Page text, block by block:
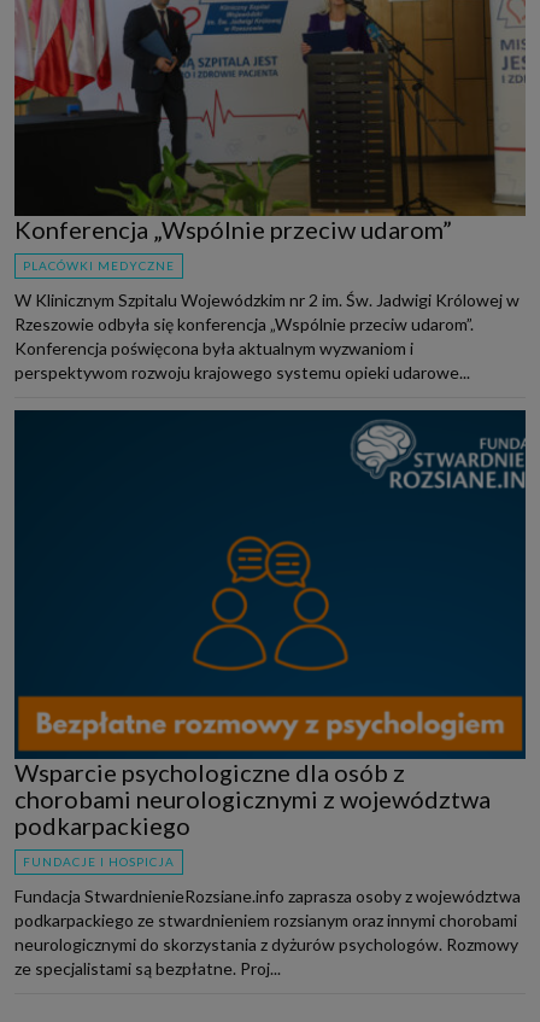
Konferencja „Wspólnie przeciw udarom”
PLACÓWKI MEDYCZNE
W Klinicznym Szpitalu Wojewódzkim nr 2 im. Św. Jadwigi Królowej w
Rzeszowie odbyła się konferencja „Wspólnie przeciw udarom”.
Konferencja poświęcona była aktualnym wyzwaniom i
perspektywom rozwoju krajowego systemu opieki udarowe...
Wsparcie psychologiczne dla osób z
chorobami neurologicznymi z województwa
podkarpackiego
FUNDACJE I HOSPICJA
Fundacja StwardnienieRozsiane.info zaprasza osoby z województwa
podkarpackiego ze stwardnieniem rozsianym oraz innymi chorobami
neurologicznymi do skorzystania z dyżurów psychologów. Rozmowy
ze specjalistami są bezpłatne. Proj...